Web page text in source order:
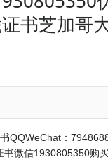
书芝加哥
QQWeChat：
微信1930805350购